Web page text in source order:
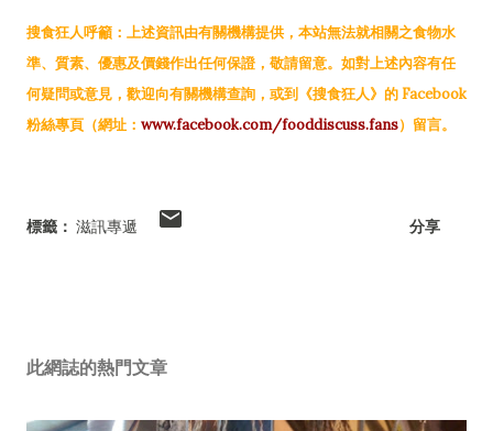
搜食狂人呼籲：上述資訊由有關機構提供，本站無法就相關之食物水
準、質素、優惠及價錢作出任何保證，敬請留意。如對上述內容有任
何疑問或意見，歡迎向有關機構查詢，或到《搜食狂人》的 Facebook
粉絲專頁（網址： www.facebook.com/fooddiscuss.fans）留言。
標籤： 滋訊專遞 分享
此網誌的熱門文章